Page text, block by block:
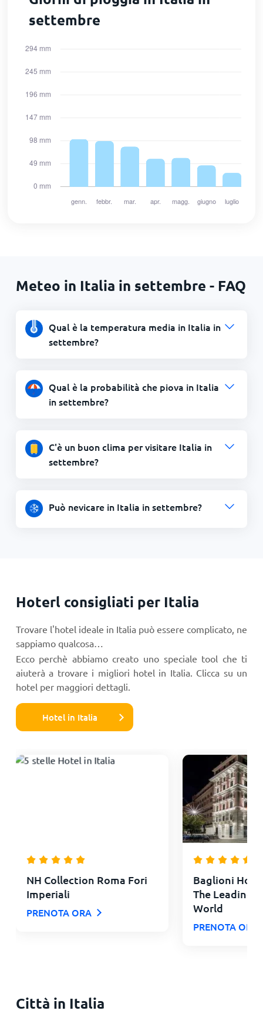
settembre
Meteo in Italia in settembre - FAQ
Qual è la temperatura media in Italia in
settembre?
Qual è la probabilità che piova in Italia
in settembre?
C'è un buon clima per visitare Italia in
settembre?
Può nevicare in Italia in settembre?
Hoterl consigliati per Italia
Trovare l'hotel ideale in Italia può essere complicato, ne
sappiamo qualcosa…
Ecco perchè abbiamo creato uno speciale tool che ti
aiuterà a trovare i migliori hotel in Italia. Clicca su un
hotel per maggiori dettagli.
Hotel in Italia
NH Collection Roma Fori
Imperiali
PRENOTA ORA
Baglioni
The Leading
World
PRENOTA ORA
Città in Italia